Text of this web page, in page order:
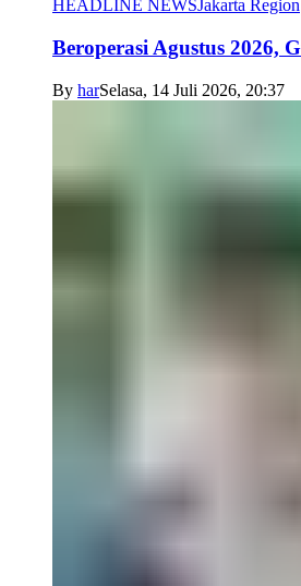
HEADLINE NEWSJakarta Region
Beroperasi Agustus 2026,
By harSelasa, 14 Juli 2026, 20:37